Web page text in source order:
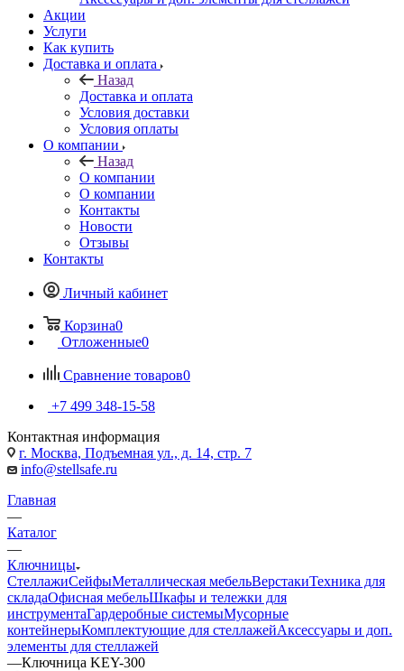
Акции
Услуги
Как купить
Доставка и оплата
Назад
Доставка и оплата
Условия доставки
Условия оплаты
О компании
Назад
О компании
О компании
Контакты
Новости
Отзывы
Контакты
Личный кабинет
Корзина0
Отложенные0
Сравнение товаров0
+7 499 348-15-58
Контактная информация
г. Москва, Подъемная ул., д. 14, стр. 7
info@stellsafe.ru
Главная
—
Каталог
—
Ключницы
СтеллажиСейфыМеталлическая мебельВерстакиТехника для
складаОфисная мебельШкафы и тележки для
инструментаГардеробные системыМусорные
контейнерыКомплектующие для стеллажейАксессуары и доп.
элементы для стеллажей
—Ключница KEY-300